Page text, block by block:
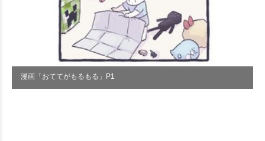
漫画「おててがもるもる」P1